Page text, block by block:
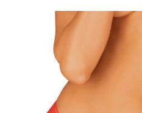
Bildergalerie überspringen